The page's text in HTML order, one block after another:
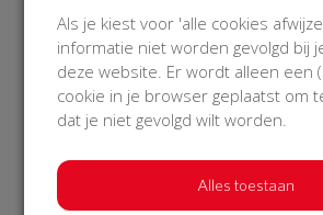
€ 1.052
Philips
18 Oct 2018
Als je kiest voor 'alle cookies
informatie niet worden gevolgd bij
deze website. Er wordt alleen een
cookie in je browser geplaatst om
dat je niet gevolgd wilt worden.
Alles toestaan